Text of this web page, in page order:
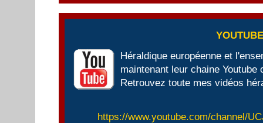
Héraldique européenne et
maintenant leur chaine Youtube
Retrouvez toute mes vidéos
https://www.youtube.com/channel/